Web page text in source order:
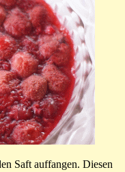
Saft auffangen. Diesen